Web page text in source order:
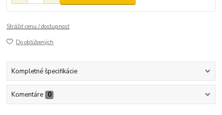
Strážiť cenu / dostupnosť
Do obľúbených
Kompletné špecifikácie
Komentáre 0